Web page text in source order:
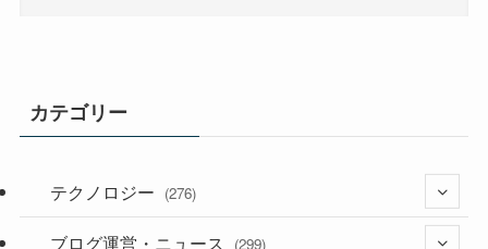
カテゴリー
テクノロジー (276)
(36)
ブログ運営・ニュース (299)